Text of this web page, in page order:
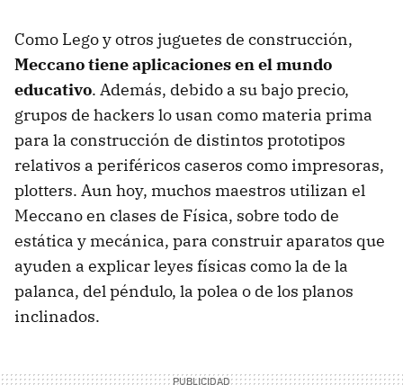
Como Lego y otros juguetes de construcción,
Meccano tiene aplicaciones en el mundo
educativo. Además, debido a su bajo precio,
grupos de hackers lo usan como materia prima
para la construcción de distintos prototipos
relativos a periféricos caseros como impresoras,
plotters. Aun hoy, muchos maestros utilizan el
Meccano en clases de Física, sobre todo de
estática y mecánica, para construir aparatos que
ayuden a explicar leyes físicas como la de la
palanca, del péndulo, la polea o de los planos
inclinados.